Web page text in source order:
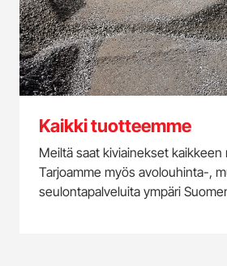
Kaikki tuotteemme
Meiltä saat kiviainekset kaikkeen
Tarjoamme myös avolouhinta-,
seulontapalveluita ympäri